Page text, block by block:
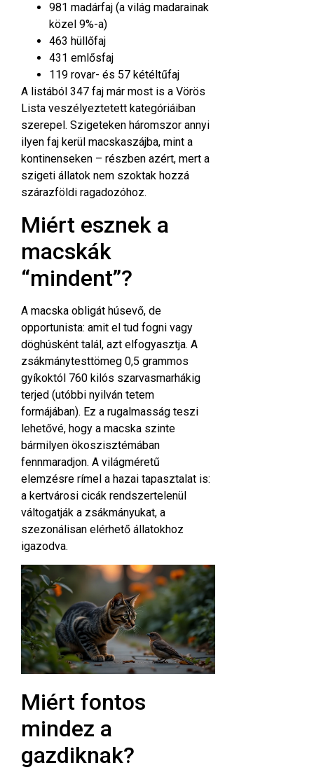
981 madárfaj (a világ madarainak
közel 9%-a)
463 hüllőfaj
431 emlősfaj
119 rovar- és 57 kétéltűfaj
A listából 347 faj már most is a Vörös
Lista veszélyeztetett kategóriáiban
szerepel. Szigeteken háromszor annyi
ilyen faj kerül macskaszájba, mint a
kontinenseken – részben azért, mert a
szigeti állatok nem szoktak hozzá
szárazföldi ragadozóhoz.
Miért esznek a
macskák
“mindent”?
A macska obligát húsevő, de
opportunista: amit el tud fogni vagy
döghúsként talál, azt elfogyasztja. A
zsákmánytesttömeg 0,5 grammos
gyíkoktól 760 kilós szarvasmarhákig
terjed (utóbbi nyilván tetem
formájában). Ez a rugalmasság teszi
lehetővé, hogy a macska szinte
bármilyen ökoszisztémában
fennmaradjon. A világméretű
elemzésre rímel a hazai tapasztalat is:
a kertvárosi cicák rendszertelenül
váltogatják a zsákmányukat, a
szezonálisan elérhető állatokhoz
igazodva.
Miért fontos
mindez a
gazdiknak?